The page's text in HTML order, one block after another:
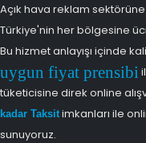
Açık hava reklam
Türkiye'nin her bölgesine
Bu hizmet anlayışı içinde
uygun fiyat prensibi
tüketicisine direk online
kadar Taksitimkanları ile
sunuyoruz.